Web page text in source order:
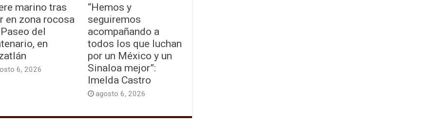
marino tras
en zona rocosa
del
en
6, 2026
“Hemos y
seguiremos
acompañando a
todos los que luchan
por un México y un
Sinaloa mejor”:
Imelda Castro
agosto 6, 2026